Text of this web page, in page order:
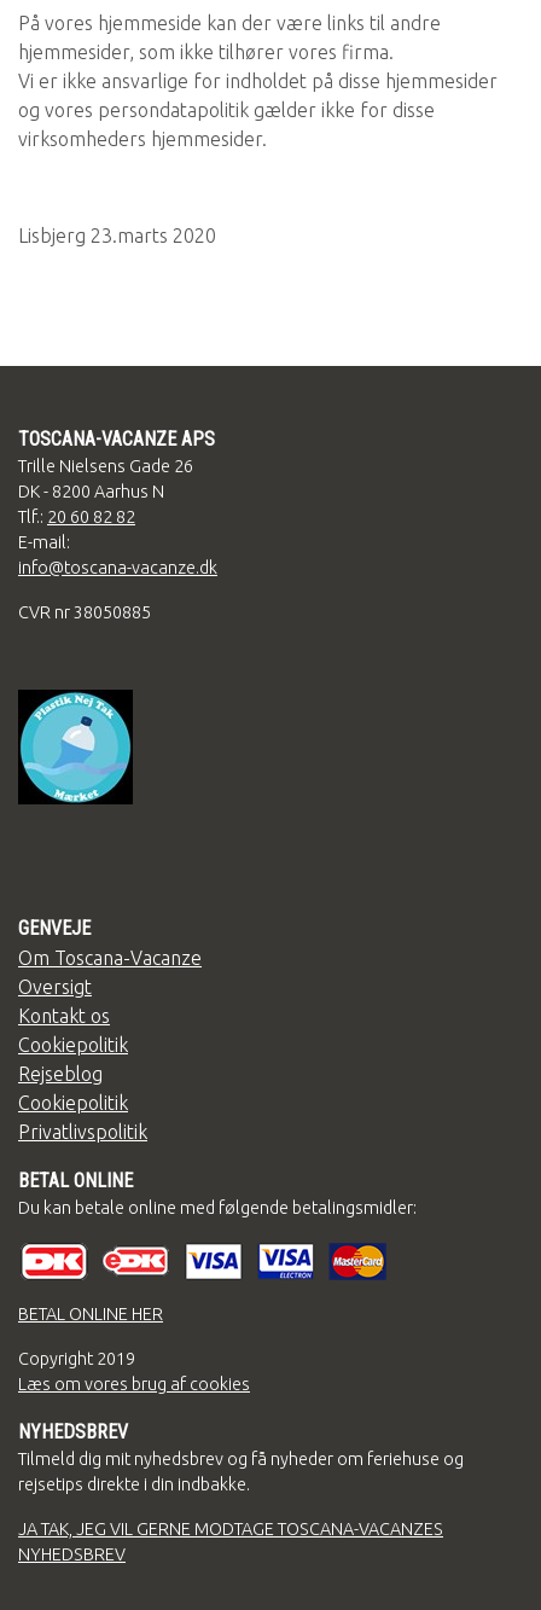
På vores hjemmeside kan der være links til andre
hjemmesider, som ikke tilhører vores firma.
Vi er ikke ansvarlige for indholdet på disse hjemmesider
og vores persondatapolitik gælder ikke for disse
virksomheders hjemmesider.
Lisbjerg 23.marts 2020
TOSCANA-VACANZE APS
Trille Nielsens Gade 26
DK - 8200 Aarhus N
Tlf.: 20 60 82 82
E-mail:
info@toscana-vacanze.dk
CVR nr 38050885
GENVEJE
Om Toscana-Vacanze
Oversigt
Kontakt os
Cookiepolitik
Rejseblog
Cookiepolitik
Privatlivspolitik
BETAL ONLINE
Du kan betale online med følgende betalingsmidler:
BETAL ONLINE HER
Copyright 2019
Læs om vores brug af cookies
NYHEDSBREV
Tilmeld dig mit nyhedsbrev og få nyheder om feriehuse og
rejsetips direkte i din indbakke.
JA TAK, JEG VIL GERNE MODTAGE TOSCANA-VACANZES
NYHEDSBREV